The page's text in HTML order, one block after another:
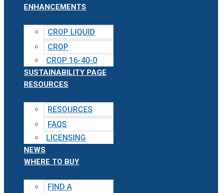
ENHANCEMENTS
CROP LIQUID
CROP
CROP 16-40-0
SUSTAINABILITY PAGE
RESOURCES
RESOURCES
FAQS
LICENSING
NEWS
WHERE TO BUY
FIND A